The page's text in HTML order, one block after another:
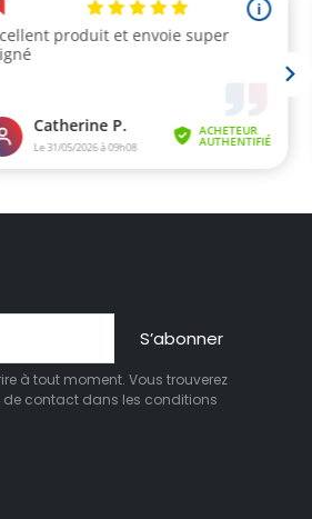
S’abonner
à tout moment. Vous trouverez
contact dans les conditions